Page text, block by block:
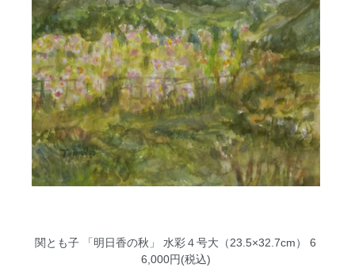
関とも子 「明日香の秋」 水彩４号大（23.5×32.7cm）
6
6,000円(税込)